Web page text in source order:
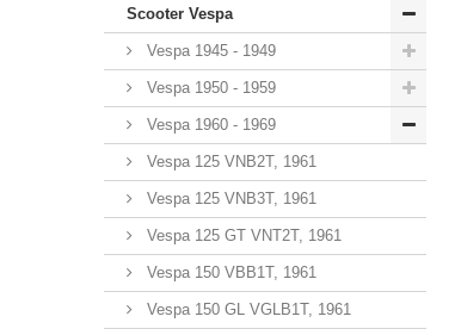
Scooter Vespa
Vespa 1945 - 1949
Vespa 1950 - 1959
Vespa 1960 - 1969
Vespa 125 VNB2T, 1961
Vespa 125 VNB3T, 1961
Vespa 125 GT VNT2T, 1961
Vespa 150 VBB1T, 1961
Vespa 150 GL VGLB1T, 1961